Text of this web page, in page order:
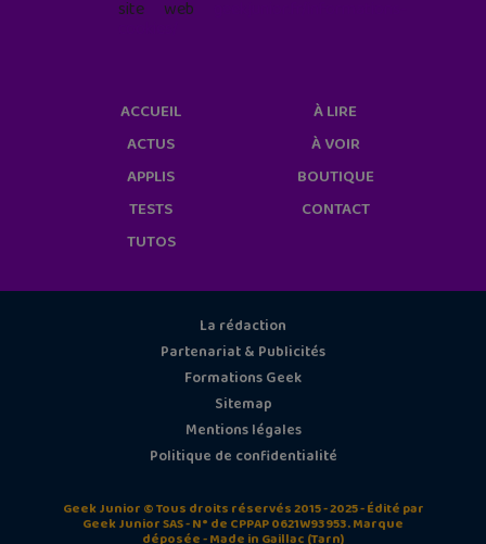
site web
ACCUEIL
ACTUS
APPLIS
TESTS
TUTOS
À LIRE
À VOIR
BOUTIQUE
CONTACT
La rédaction
Partenariat & Publicités
Formations Geek
Sitemap
Mentions légales
Politique de confidentialité
Geek Junior © Tous droits réservés 2015 - 2025 - Édité par
Geek Junior SAS - N° de CPPAP 0621W93953. Marque
déposée - Made in Gaillac (Tarn)